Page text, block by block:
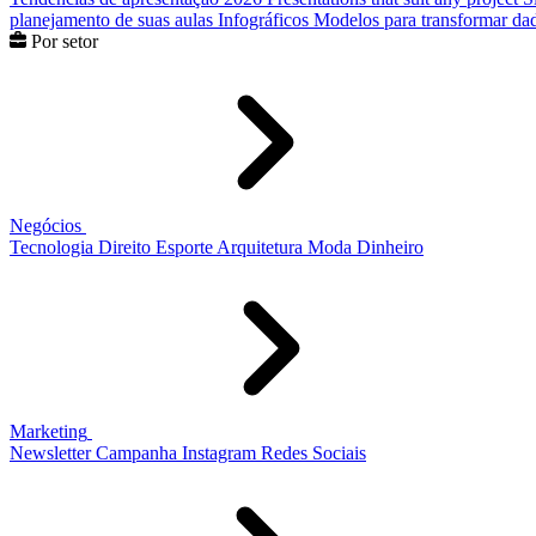
planejamento de suas aulas Infográficos Modelos para transformar
Por setor
Negócios
Tecnologia Direito Esporte Arquitetura Moda Dinheiro
Marketing
Newsletter Campanha Instagram Redes Sociais